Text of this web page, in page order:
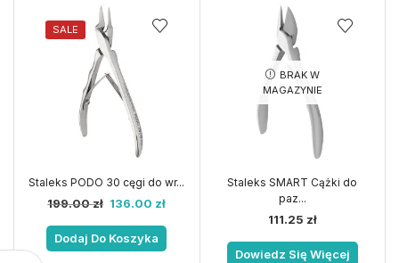
SALE
Staleks PODO 30 cęgi do wr...
199.00zł 136.00 zł
Dodaj Do Koszyka
BRAK W
MAGAZYNIE
Staleks SMART Cążki do
paz...
111.25 zł
Dowiedz Się Więcej